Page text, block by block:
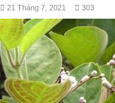
21 Tháng 7, 2021 303